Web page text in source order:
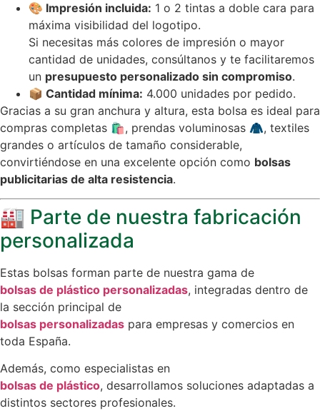
🎨 Impresión incluida: 1 o 2 tintas a doble cara para
máxima visibilidad del logotipo.
Si necesitas más colores de impresión o mayor
cantidad de unidades, consúltanos y te facilitaremos
un presupuesto personalizado sin compromiso.
📦 Cantidad mínima: 4.000 unidades por pedido.
Gracias a su gran anchura y altura, esta bolsa es ideal para
compras completas 🛍, prendas voluminosas 🧥, textiles
grandes o artículos de tamaño considerable,
convirtiéndose en una excelente opción como bolsas
publicitarias de alta resistencia.
🏭 Parte de nuestra fabricación
personalizada
Estas bolsas forman parte de nuestra gama de
bolsas de plástico personalizadas, integradas dentro de
la sección principal de
bolsas personalizadas para empresas y comercios en
toda España.
Además, como especialistas en
bolsas de plástico, desarrollamos soluciones adaptadas a
distintos sectores profesionales.